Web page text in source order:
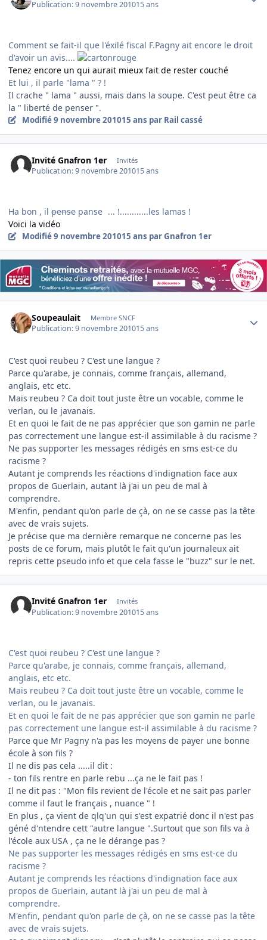
Publication:9 novembre 201015 ans
Comment se fait-il que l'éxilé fiscal F.Pagny ait encore le droit
d'avoir un avis....
Tenez encore un qui aurait mieux fait de rester couché
Et lui , il parle "lama " ? !
Il crache " lama " aussi, mais dans la soupe. C'est peut être ca
la " liberté de penser ".
Modifié9 novembre 201015 ans par Rail cassé
Invité Gnafron 1er Invités
Publication:9 novembre 201015 ans
Ha bon , il pense panse ... !............les lamas !
Voici la vidéo
Modifié9 novembre 201015 ans par Gnafron 1er
Soupeaulait Membre SNCF
Publication:9 novembre 201015 ans
C'est quoi reubeu ? C'est une langue ?
Parce qu'arabe, je connais, comme français, allemand,
anglais, etc etc.
Mais reubeu ? Ca doit tout juste être un vocable, comme le
verlan, ou le javanais.
Et en quoi le fait de ne pas apprécier que son gamin ne parle
pas correctement une langue est-il assimilable à du racisme ?
Ne pas supporter les messages rédigés en sms est-ce du
racisme ?
Autant je comprends les réactions d'indignation face aux
propos de Guerlain, autant là j'ai un peu de mal à
comprendre.
M'enfin, pendant qu'on parle de çà, on ne se casse pas la tête
avec de vrais sujets.
Je précise que ma dernière remarque ne concerne pas les
posts de ce forum, mais plutôt le fait qu'un journaleux ait
repris cette pseudo info et que cela fasse le "buzz" sur le net.
Invité Gnafron 1er Invités
Publication:9 novembre 201015 ans
C'est quoi reubeu ? C'est une langue ?
Parce qu'arabe, je connais, comme français, allemand,
anglais, etc etc.
Mais reubeu ? Ca doit tout juste être un vocable, comme le
verlan, ou le javanais.
Et en quoi le fait de ne pas apprécier que son gamin ne parle
pas correctement une langue est-il assimilable à du racisme ?
Parce que Mr Pagny n'a pas les moyens de payer une bonne
école à son fils ?
Il ne dis pas cela .....il dit :
- ton fils rentre en parle rebu ...ça ne le fait pas !
Il ne dit pas : "Mon fils revient de l'école et ne sait pas parler
comme il faut le français , nuance " !
En plus , ça vient de qlq'un qui s'est expatrié donc il n'est pas
géné d'ntendre cett "autre langue ".Surtout que son fils va à
l'école aux USA , ça ne le dérange pas ?
Ne pas supporter les messages rédigés en sms est-ce du
racisme ?
Autant je comprends les réactions d'indignation face aux
propos de Guerlain, autant là j'ai un peu de mal à
comprendre.
M'enfin, pendant qu'on parle de çà, on ne se casse pas la tête
avec de vrais sujets.